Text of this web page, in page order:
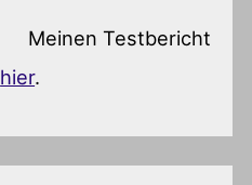
Meinen Testbericht
hier.